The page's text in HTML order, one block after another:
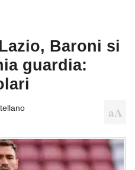
Baroni si
guardia: